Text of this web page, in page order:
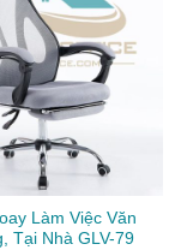
Làm Việc Văn
Tại Nhà GLV-79